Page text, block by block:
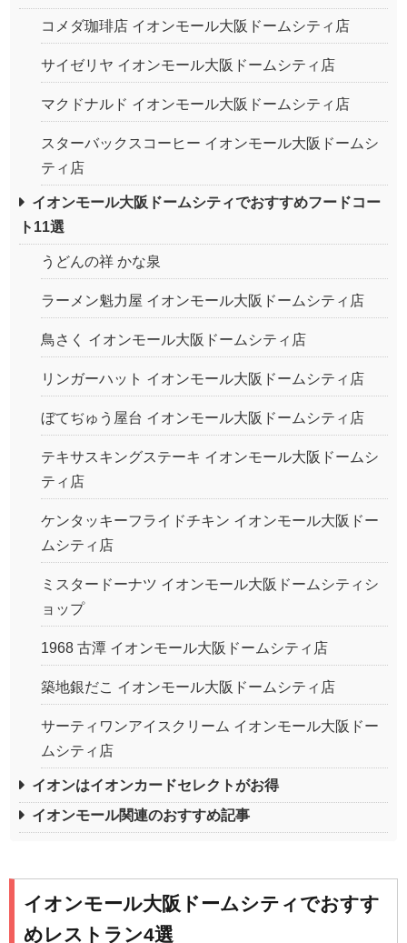
コメダ珈琲店 イオンモール大阪ドームシティ店
サイゼリヤ イオンモール大阪ドームシティ店
マクドナルド イオンモール大阪ドームシティ店
スターバックスコーヒー イオンモール大阪ドームシ
ティ店
イオンモール大阪ドームシティでおすすめフードコー
ト11選
うどんの祥 かな泉
ラーメン魁力屋 イオンモール大阪ドームシティ店
鳥さく イオンモール大阪ドームシティ店
リンガーハット イオンモール大阪ドームシティ店
ぼてぢゅう屋台 イオンモール大阪ドームシティ店
テキサスキングステーキ イオンモール大阪ドームシ
ティ店
ケンタッキーフライドチキン イオンモール大阪ドー
ムシティ店
ミスタードーナツ イオンモール大阪ドームシティシ
ョップ
1968 古潭 イオンモール大阪ドームシティ店
築地銀だこ イオンモール大阪ドームシティ店
サーティワンアイスクリーム イオンモール大阪ドー
ムシティ店
イオンはイオンカードセレクトがお得
イオンモール関連のおすすめ記事
イオンモール大阪ドームシティでおすす
めレストラン4選